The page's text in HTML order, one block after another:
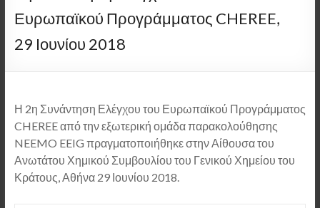
&
Ευρωπαϊκού Προγράμματος CHEREE,
29 Ιουνίου 2018
Η 2η Συνάντηση Ελέγχου του Ευρωπαϊκού Προγράμματος
CHEREE από την εξωτερική ομάδα παρακολούθησης
NEEMO EEIG πραγματοποιήθηκε στην Αίθουσα του
Ανωτάτου Χημικού Συμβουλίου του Γενικού Χημείου του
Κράτους, Αθήνα 29 Ιουνίου 2018.